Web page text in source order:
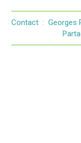
Contact : Georges
Partage de